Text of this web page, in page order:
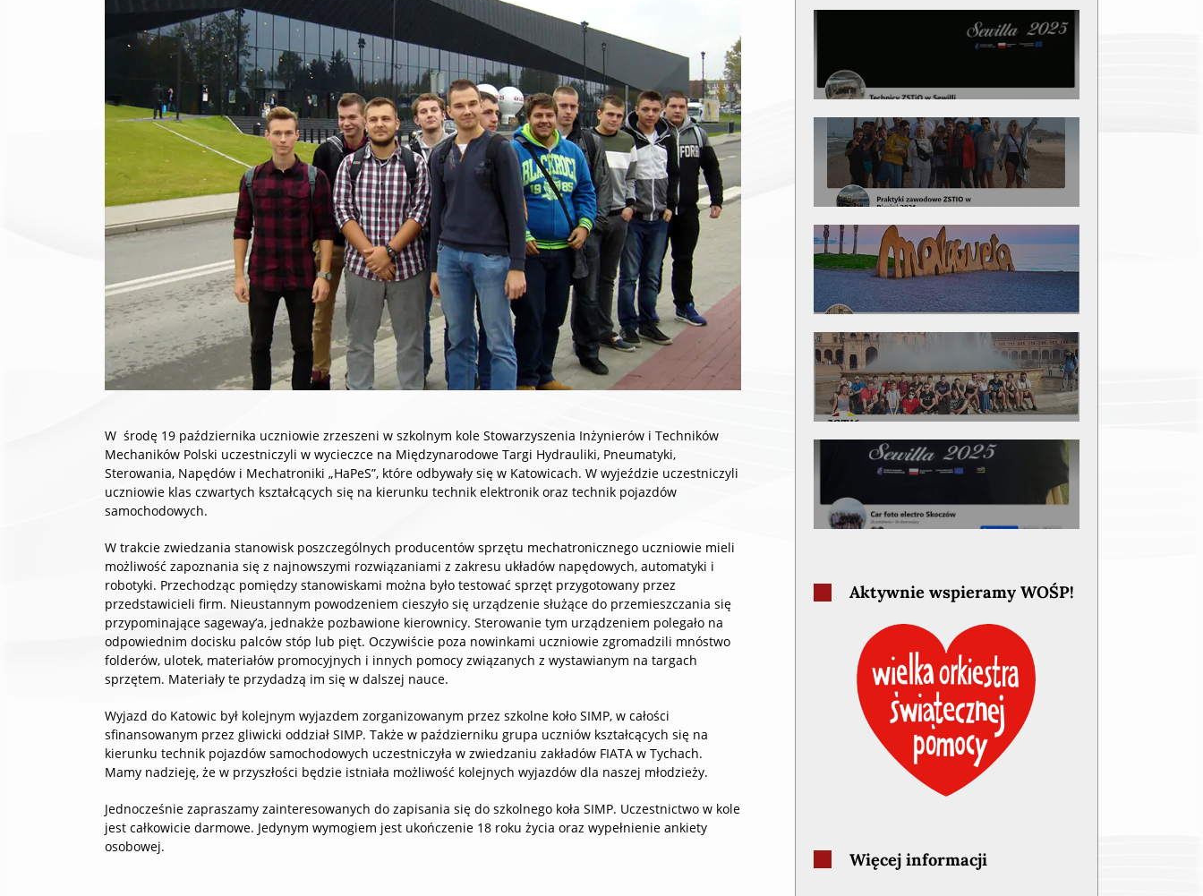
W środę 19 października uczniowie zrzeszeni w szkolnym kole Stowarzyszenia Inżynierów i Techników
Mechaników Polski uczestniczyli w wycieczce na Międzynarodowe Targi Hydrauliki, Pneumatyki,
Sterowania, Napędów i Mechatroniki „HaPeS”, które odbywały się w Katowicach. W wyjeździe uczestniczyli
uczniowie klas czwartych kształcących się na kierunku technik elektronik oraz technik pojazdów
samochodowych.
W trakcie zwiedzania stanowisk poszczególnych producentów sprzętu mechatronicznego uczniowie mieli
możliwość zapoznania się z najnowszymi rozwiązaniami z zakresu układów napędowych, automatyki i
robotyki. Przechodząc pomiędzy stanowiskami można było testować sprzęt przygotowany przez
przedstawicieli firm. Nieustannym powodzeniem cieszyło się urządzenie służące do przemieszczania się
przypominające sageway’a, jednakże pozbawione kierownicy. Sterowanie tym urządzeniem polegało na
odpowiednim docisku palców stóp lub pięt. Oczywiście poza nowinkami uczniowie zgromadzili mnóstwo
folderów, ulotek, materiałów promocyjnych i innych pomocy związanych z wystawianym na targach
sprzętem. Materiały te przydadzą im się w dalszej nauce.
Wyjazd do Katowic był kolejnym wyjazdem zorganizowanym przez szkolne koło SIMP, w całości
sfinansowanym przez gliwicki oddział SIMP. Także w październiku grupa uczniów kształcących się na
kierunku technik pojazdów samochodowych uczestniczyła w zwiedzaniu zakładów FIATA w Tychach.
Mamy nadzieję, że w przyszłości będzie istniała możliwość kolejnych wyjazdów dla naszej młodzieży.
Jednocześnie zapraszamy zainteresowanych do zapisania się do szkolnego koła SIMP. Uczestnictwo w kole
jest całkowicie darmowe. Jedynym wymogiem jest ukończenie 18 roku życia oraz wypełnienie ankiety
osobowej.
Aktywnie wspieramy WOŚP!
Więcej informacji